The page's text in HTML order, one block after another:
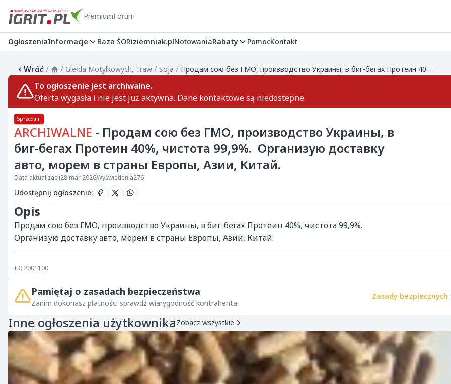
PremiumForum
OgłoszeniaInformacje Baza ŚORiziemniak.plNotowaniaRabaty PomocKontakt
Wróć/ / Giełda Motylkowych, Traw / Soja / Продам сою без ГМО, производство Украины, в биг-бегах Протеин 40%, чистота 99,9%. Организую доставку авто, морем в страны Европы, Азии, Китай.
To ogłoszenie jest archiwalne.
Oferta wygasła i nie jest już aktywna. Dane kontaktowe są niedostepne.
Sprzedam
ARCHIWALNE - Продам сою без ГМО, производство Украины, в
биг-бегах Протеин 40%, чистота 99,9%. Организую доставку
авто, морем в страны Европы, Азии, Китай.
Data aktualizacji28 mar 2026Wyświetlenia276
Udostępnij ogłoszenie:
Opis
Продам сою без ГМО, производство Украины, в биг-бегах Протеин 40%, чистота 99,9%.
Организую доставку авто, морем в страны Европы, Азии, Китай.
ID: 2001100
Pamiętaj o zasadach bezpieczeństwa
Zanim dokonasz płatności sprawdź wiarygodność kontrahenta.
Zasady
Inne ogłoszenia użytkownikaZobacz wszystkie